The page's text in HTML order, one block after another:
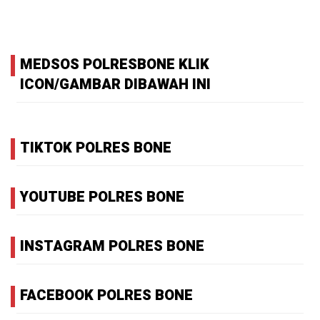
MEDSOS POLRESBONE KLIK
ICON/GAMBAR DIBAWAH INI
TIKTOK POLRES BONE
YOUTUBE POLRES BONE
INSTAGRAM POLRES BONE
FACEBOOK POLRES BONE